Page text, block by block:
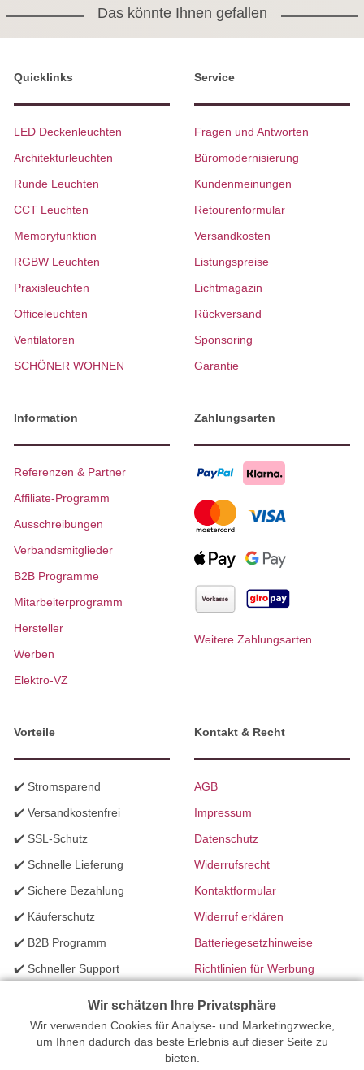
Das könnte Ihnen gefallen
Quicklinks
LED Deckenleuchten
Architekturleuchten
Runde Leuchten
CCT Leuchten
Memoryfunktion
RGBW Leuchten
Praxisleuchten
Officeleuchten
Ventilatoren
SCHÖNER WOHNEN
Service
Fragen und Antworten
Büromodernisierung
Kundenmeinungen
Retourenformular
Versandkosten
Listungspreise
Lichtmagazin
Rückversand
Sponsoring
Garantie
Information
Referenzen & Partner
Affiliate-Programm
Ausschreibungen
Verbandsmitglieder
B2B Programme
Mitarbeiterprogramm
Hersteller
Werben
Elektro-VZ
Zahlungsarten
Weitere Zahlungsarten
Vorteile
✔️ Stromsparend
✔️ Versandkostenfrei
✔️ SSL-Schutz
✔️ Schnelle Lieferung
✔️ Sichere Bezahlung
✔️ Käuferschutz
✔️ B2B Programm
✔️ Schneller Support
Kontakt & Recht
AGB
Impressum
Datenschutz
Widerrufsrecht
Kontaktformular
Widerruf erklären
Batteriegesetzhinweise
Richtlinien für Werbung
Ihr Onlinefachhandel für Beleuchtung seit 2012 | Erstellt mit
peleides.io
Wir schätzen Ihre Privatsphäre
Wir verwenden Cookies für Analyse- und Marketingzwecke,
um Ihnen dadurch das beste Erlebnis auf dieser Seite zu
bieten.